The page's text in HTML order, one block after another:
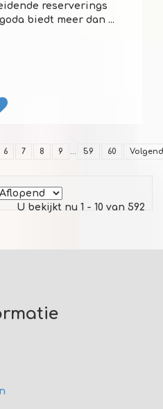
reserverings
biedt meer dan ...
6 7 8 9 ... 59 60
U bekijkt nu 1 - 10 van 592